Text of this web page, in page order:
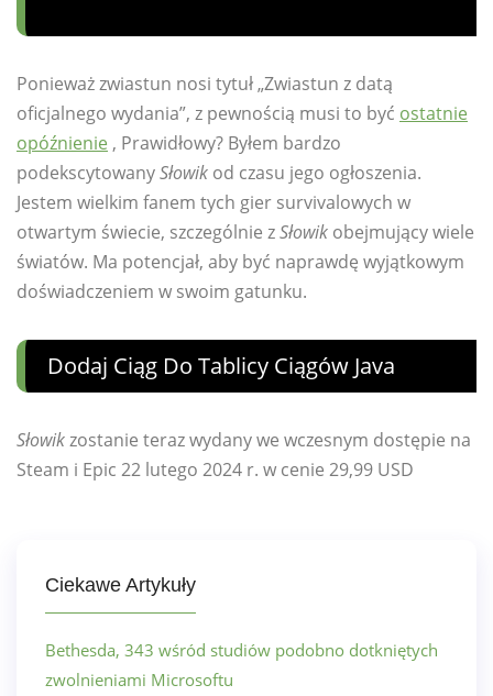
Ponieważ zwiastun nosi tytuł „Zwiastun z datą
oficjalnego wydania”, z pewnością musi to być ostatnie
opóźnienie , Prawidłowy? Byłem bardzo
podekscytowanySłowik od czasu jego ogłoszenia.
Jestem wielkim fanem tych gier survivalowych w
otwartym świecie, szczególnie zSłowik obejmujący wiele
światów. Ma potencjał, aby być naprawdę wyjątkowym
doświadczeniem w swoim gatunku.
Dodaj Ciąg Do Tablicy Ciągów Java
Słowikzostanie teraz wydany we wczesnym dostępie na
Steam i Epic 22 lutego 2024 r. w cenie 29,99 USD
Ciekawe Artykuły
Bethesda, 343 wśród studiów podobno dotkniętych
zwolnieniami Microsoftu